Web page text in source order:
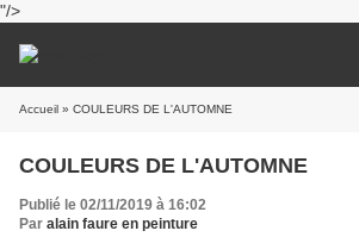
"/>
Accueil » COULEURS DE L'AUTOMNE
COULEURS DE L'AUTOMNE
Publié le 02/11/2019 à 16:02
Par alain faure en peinture